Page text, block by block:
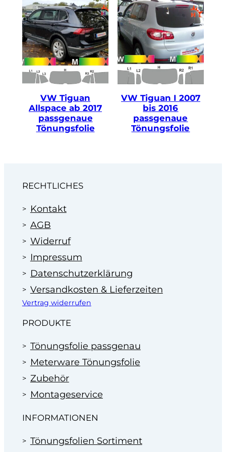
Festpreis.
Profitieren Sie von unserer Erfahrung
im Bereich der Scheibentönung in
Autohäusern seit 1995.
VW Tiguan
Allspace ab 2017
passgenaue
Tönungsfolie
VW Tiguan I 2007
bis 2016
passgenaue
Tönungsfolie
RECHTLICHES
Kontakt
AGB
Widerruf
Impressum
Datenschutzerklärung
Versandkosten & Lieferzeiten
Vertrag widerrufen
PRODUKTE
Tönungsfolie passgenau
Meterware Tönungsfolie
Zubehör
Montageservice
INFORMATIONEN
Tönungsfolien Sortiment